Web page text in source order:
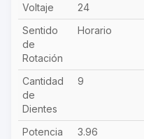
Voltaje
24
Sentido
de
Rotación
Horario
Cantidad
de
Dientes
9
Potencia 3.96